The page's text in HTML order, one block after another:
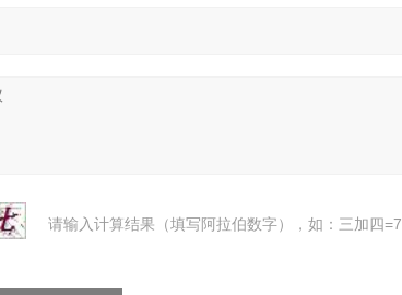
请输入计算结果（填写阿拉伯数字），如：三加四=7